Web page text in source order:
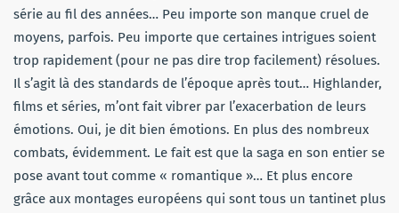
série au fil des années… Peu importe son manque cruel de
moyens, parfois. Peu importe que certaines intrigues soient
trop rapidement (pour ne pas dire trop facilement) résolues.
Il s’agit là des standards de l’époque après tout… Highlander,
films et séries, m’ont fait vibrer par l’exacerbation de leurs
émotions. Oui, je dit bien émotions. En plus des nombreux
combats, évidemment. Le fait est que la saga en son entier se
pose avant tout comme « romantique »… Et plus encore
grâce aux montages européens qui sont tous un tantinet plus